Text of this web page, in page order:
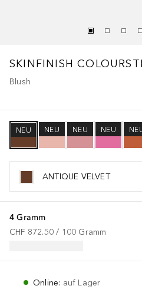
SKINFINISH
Blush
NEU NEU NEU NEU
ANTIQUE VELVET
4 Gramm
CHF 872.50 / 100 Gramm
Online: auf Lager